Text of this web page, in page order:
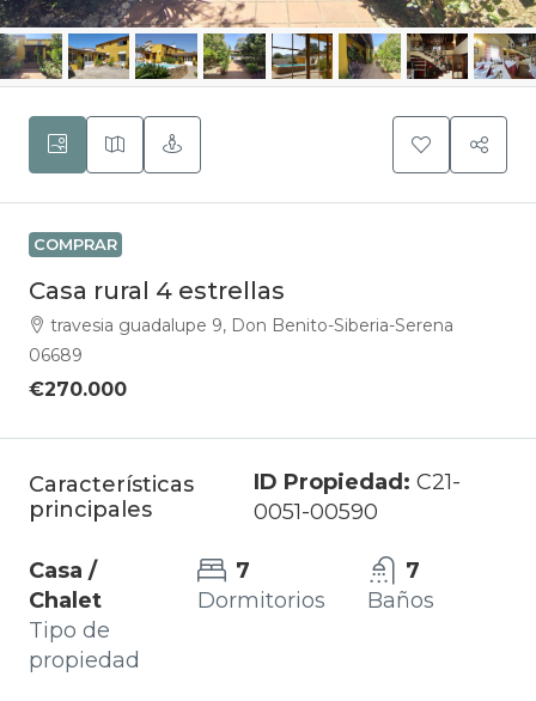
COMPRAR
Casa rural 4 estrellas
travesia guadalupe 9, Don Benito-Siberia-Serena
06689
€270.000
Características
principales
ID Propiedad: C21-
0051-00590
Casa /
Chalet
Tipo de
propiedad
7
Dormitorios
7
Baños